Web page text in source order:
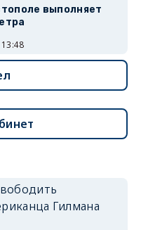
выполняет
Гилмана